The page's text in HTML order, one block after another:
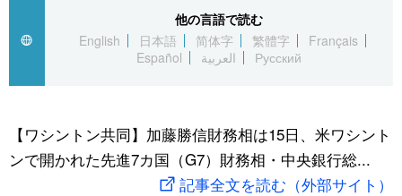
文化
動画/Live
スポーツ・東京2020
他の言語で読む
English
日本語 简体字 繁體字
Français
Español
العربية Русский
【ワシントン共同】加藤勝信財務相は15日、米ワシント
ンで開かれた先進7カ国（G7）財務相・中央銀行総...
記事全文を読む（外部サイト）